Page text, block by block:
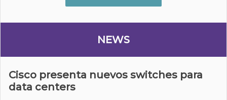
NEWS
Cisco presenta nuevos switches para
data centers